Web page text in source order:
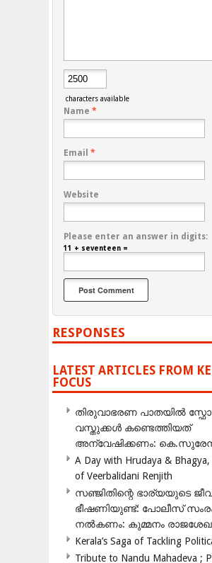
characters available
Name *
Email *
Website
Please enter an answer in digits:
11 + seventeen =
RESPONSES
LATEST ARTICLES FROM
FOCUS
തിരുവാഭരണ പാതയിൽ
വസ്തുക്കൾ കണ്ടെത്തിയത്
അന്വേഷിക്കണം:
A Day with Hrudaya &
of Veerbalidani Renjith
സഞ്ജിതിന്റെ ഭാര്യയുടെ
ഭീഷണിയുണ്ട്: പോലീസ്
നൽകണം: കുമ്മനം
Kerala’s Saga of Tackling
Tribute to Nandu Mahadeva ;